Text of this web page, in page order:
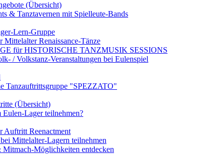
(Übersicht)
& Tanztavernen mit Spielleute-Bands
Lern-Gruppe
Renaissance-Tänze
für HISTORISCHE TANZMUSIK SESSIONS
/ Volkstanz-Veranstaltungen bei Eulenspiel
"SPEZZATO"
(Übersicht)
Lager teilnehmen?
Reenactment
Mittelalter-Lagern teilnehmen
Möglichkeiten entdecken